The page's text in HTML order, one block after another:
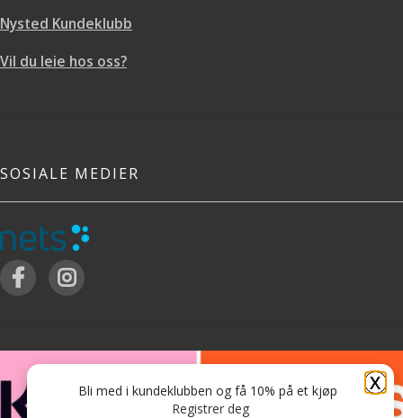
Nysted Kundeklubb
Vil du leie hos oss?
SOSIALE MEDIER
X
Bli med i kundeklubben og få 10% på et kjøp
Registrer deg